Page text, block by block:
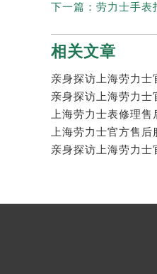
下一篇： 劳力士手表
相关文章